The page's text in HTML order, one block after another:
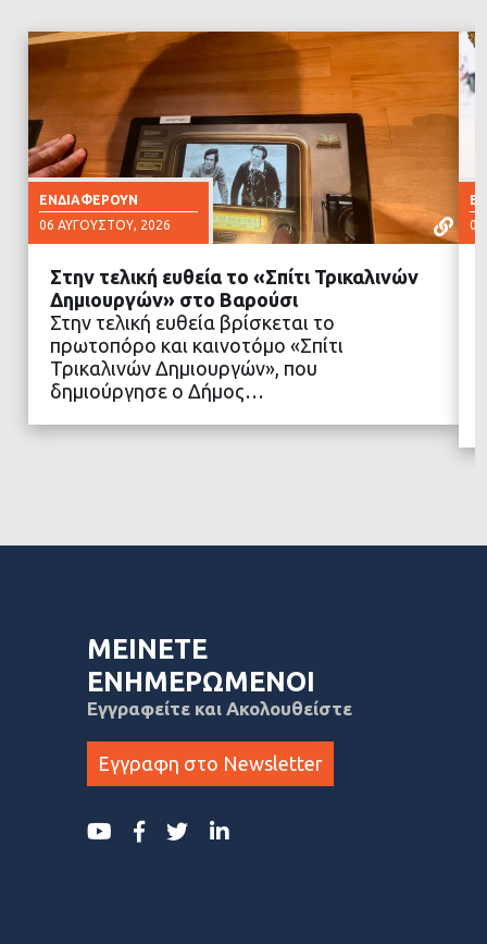
ΕΝΔΙΑΦΈΡΟΥΝ
06 ΑΥΓΟΎΣΤΟΥ, 2026
ΔΙΑΒΑΣΤΕ ΠΕΡΙΣΣΟΤΕΡΑ
Στην τελική ευθεία το «Σπίτι Τρικαλινών
Δημιουργών» στο Βαρούσι
Στην τελική ευθεία βρίσκεται το
πρωτοπόρο και καινοτόμο «Σπίτι
Τρικαλινών Δημιουργών», που
δημιούργησε ο Δήμος…
ΜΕΙΝΕΤΕ
ΕΝΗΜΕΡΩΜΕΝΟΙ
Εγγραφείτε και Ακολουθείστε
Εγγραφη στο Newsletter